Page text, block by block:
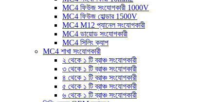
MC4 ফিউজ সংযোগকারী 1000V
MC4 ফিউজ হোল্ডার 1500V
MC4 M12 প্যানেল সংযোগকারী
MC4 ডায়োড সংযোগকারী
MC4 সিলিং ক্যাপ
MC4 শাখা সংযোগকারী
২ থেকে ১ টি ব্রাঞ্চ সংযোগকারী
৩ থেকে ১ টি ব্রাঞ্চ সংযোগকারী
৪ থেকে ১ টি ব্রাঞ্চ সংযোগকারী
৫ থেকে ১ টি ব্রাঞ্চ সংযোগকারী
৬ থেকে ১ টি ব্রাঞ্চ সংযোগকারী